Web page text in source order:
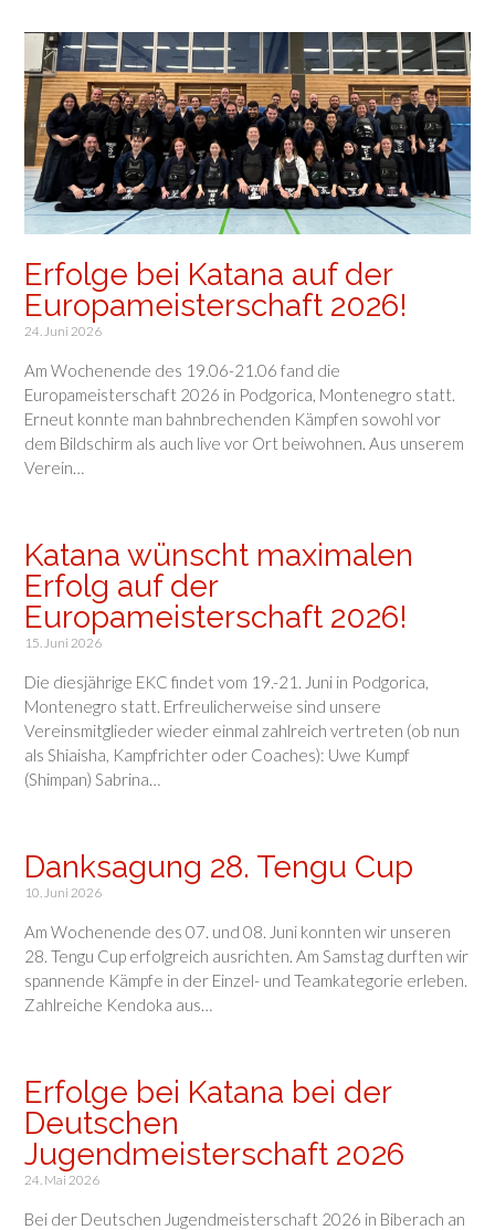
Erfolge bei Katana auf der
Europameisterschaft 2026!
24. Juni 2026
Am Wochenende des 19.06-21.06 fand die
Europameisterschaft 2026 in Podgorica, Montenegro statt.
Erneut konnte man bahnbrechenden Kämpfen sowohl vor
dem Bildschirm als auch live vor Ort beiwohnen. Aus unserem
Verein…
Katana wünscht maximalen
Erfolg auf der
Europameisterschaft 2026!
15. Juni 2026
Die diesjährige EKC findet vom 19.-21. Juni in Podgorica,
Montenegro statt. Erfreulicherweise sind unsere
Vereinsmitglieder wieder einmal zahlreich vertreten (ob nun
als Shiaisha, Kampfrichter oder Coaches): Uwe Kumpf
(Shimpan) Sabrina…
Danksagung 28. Tengu Cup
10. Juni 2026
Am Wochenende des 07. und 08. Juni konnten wir unseren
28. Tengu Cup erfolgreich ausrichten. Am Samstag durften wir
spannende Kämpfe in der Einzel- und Teamkategorie erleben.
Zahlreiche Kendoka aus…
Erfolge bei Katana bei der
Deutschen
Jugendmeisterschaft 2026
24. Mai 2026
Bei der Deutschen Jugendmeisterschaft 2026 in Biberach an